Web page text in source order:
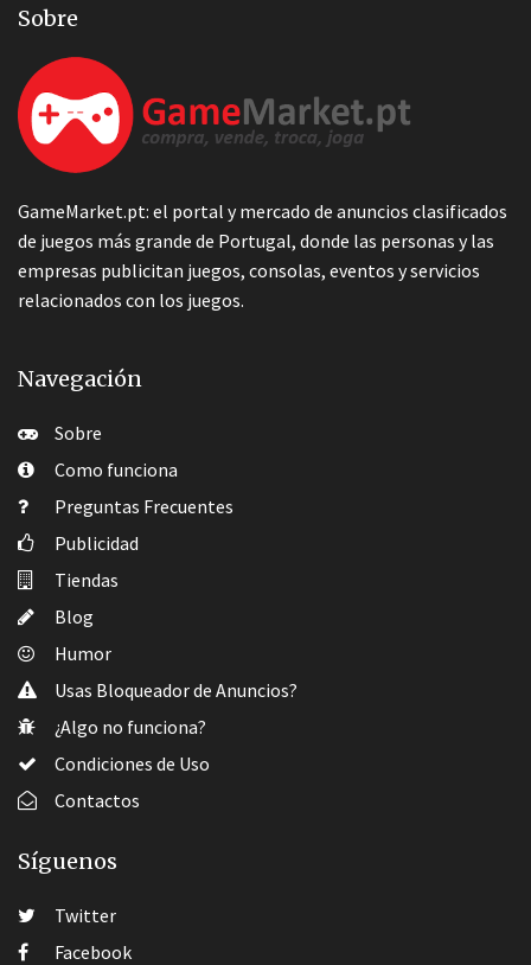
Sobre
GameMarket.pt: el portal y mercado de anuncios clasificados
de juegos más grande de Portugal, donde las personas y las
empresas publicitan juegos, consolas, eventos y servicios
relacionados con los juegos.
Navegación
Sobre
Como funciona
Preguntas Frecuentes
Publicidad
Tiendas
Blog
Humor
Usas Bloqueador de Anuncios?
¿Algo no funciona?
Condiciones de Uso
Contactos
Síguenos
Twitter
Facebook